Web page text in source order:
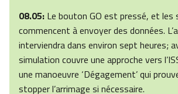
08.05: Le bouton GO est pressé, et les
commencent à envoyer des données.
interviendra dans environ sept heures;
simulation couvre une approche vers
une manoeuvre ‘Dégagement’ qui
stopper l’arrimage si nécessaire.